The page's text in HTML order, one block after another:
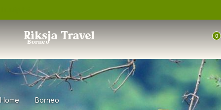
Riksja Travel
Borneo
0
Home Borneo